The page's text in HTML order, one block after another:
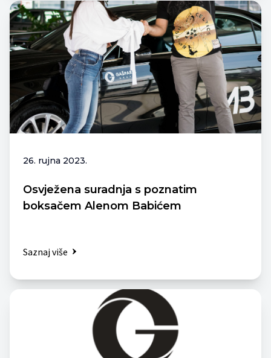
26. rujna 2023.
Osvježena suradnja s poznatim
boksačem Alenom Babićem
Saznaj više